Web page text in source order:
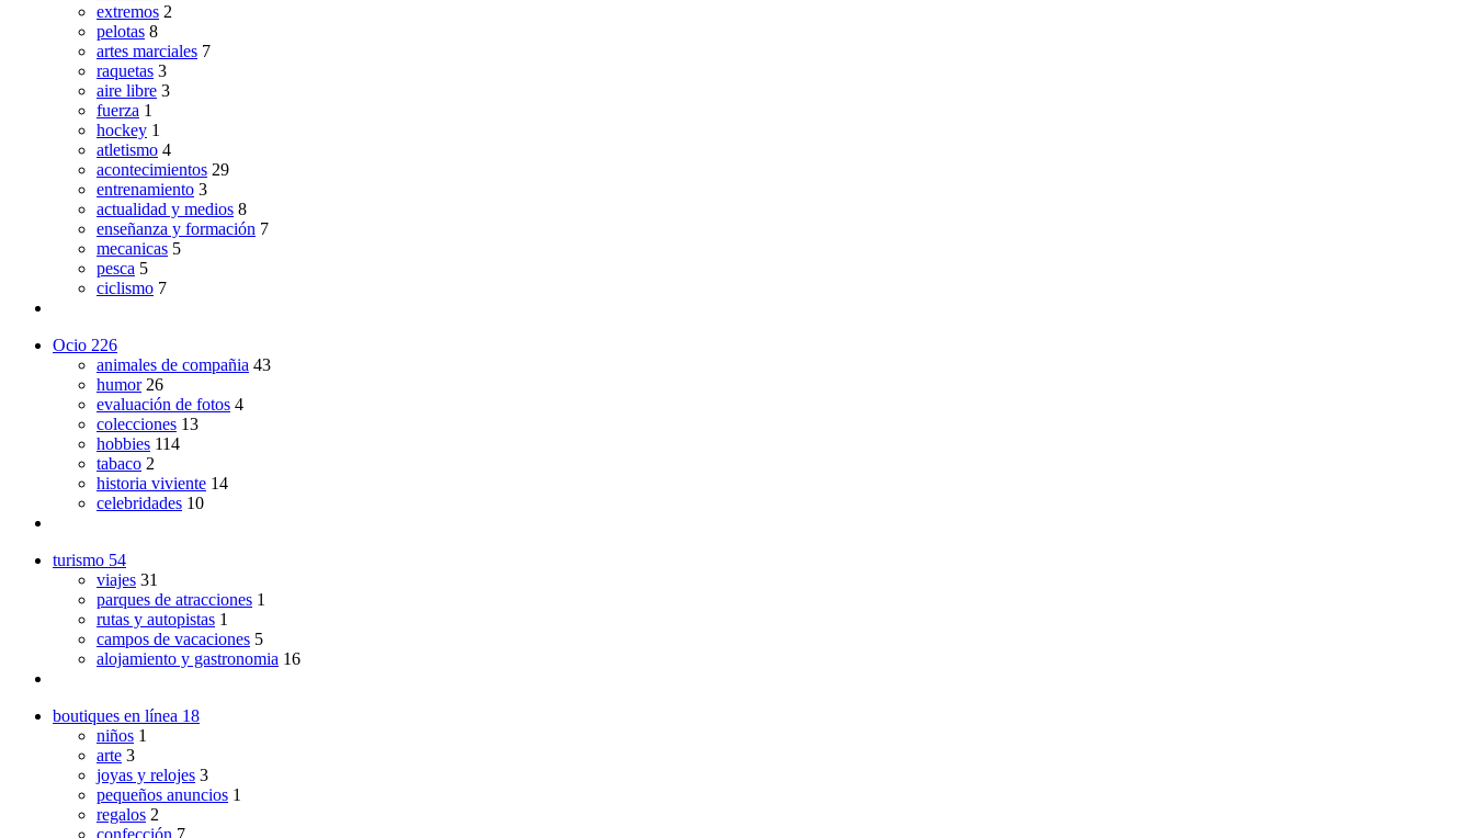
extremos 2
pelotas 8
artes marciales 7
raquetas 3
aire libre 3
fuerza 1
hockey 1
atletismo 4
acontecimientos 29
entrenamiento 3
actualidad y medios 8
enseñanza y formación 7
mecanicas 5
pesca 5
ciclismo 7
Ocio 226
animales de compañia 43
humor 26
evaluación de fotos 4
colecciones 13
hobbies 114
tabaco 2
historia viviente 14
celebridades 10
turismo 54
viajes 31
parques de atracciones 1
rutas y autopistas 1
campos de vacaciones 5
alojamiento y gastronomia 16
boutiques en línea 18
niños 1
arte 3
joyas y relojes 3
pequeños anuncios 1
regalos 2
confección 7